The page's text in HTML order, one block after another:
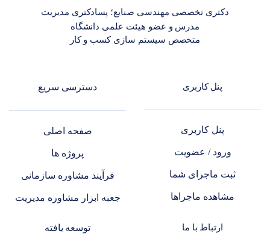
دکتری تخصصی مهندسی صنایع؛ پسادکتری مدیریت
مدرس و عضو هیئت علمی دانشگاه
متخصص سیستم سازی کسب و کار
پنل کاربری
پنل کاربری
ورود / عضویت
ثبت ماجرای شما
مشاهده ماجراها
دسترسی سریع
صفحه اصلی
پروژه ها
فرآیند مشاوره سازمانی
جعبه ابزار مشاوره مدیریت
ارتباط با ما توسعه یافته